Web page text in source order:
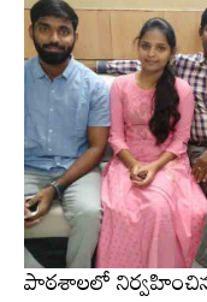
పాఠశాలలో